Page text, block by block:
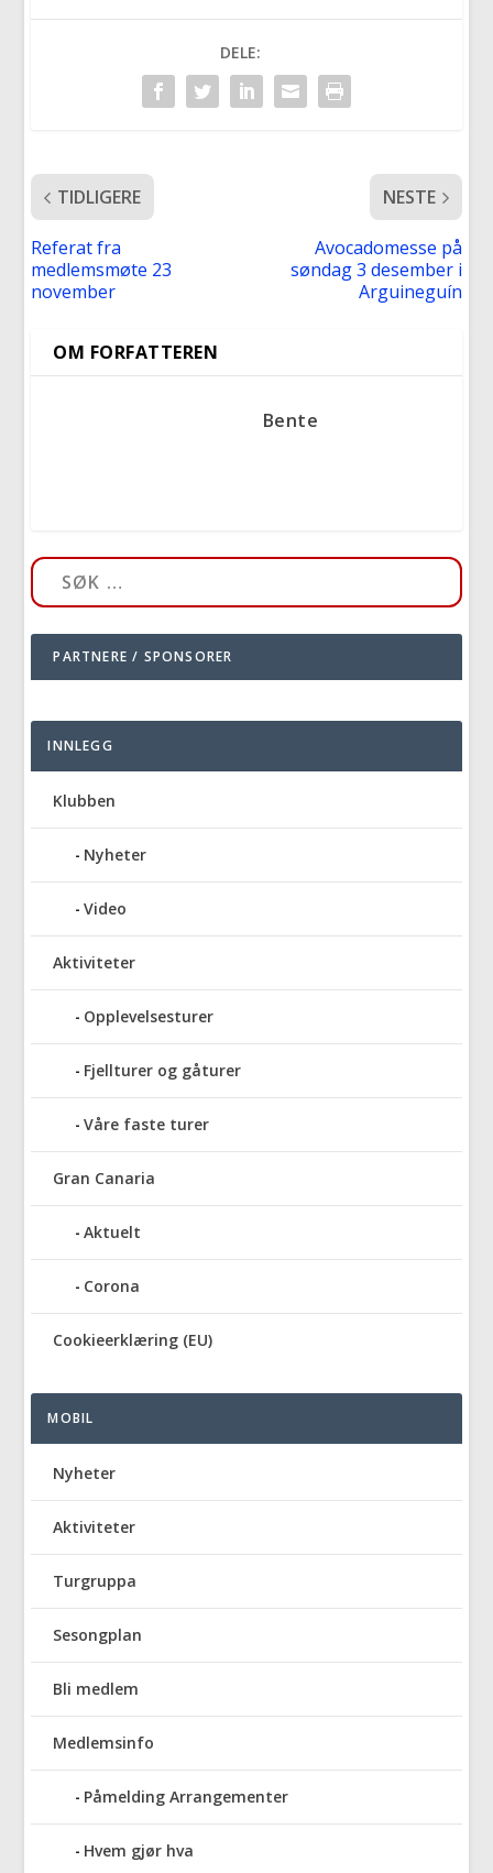
DELE:
TIDLIGERE
Referat fra
medlemsmøte 23
november
NESTE
Avocadomesse på
søndag 3 desember i
Arguineguín
OM FORFATTEREN
Bente
PARTNERE / SPONSORER
INNLEGG
Klubben
Nyheter
Video
Aktiviteter
Opplevelsesturer
Fjellturer og gåturer
Våre faste turer
Gran Canaria
Aktuelt
Corona
Cookieerklæring (EU)
MOBIL
Nyheter
Aktiviteter
Turgruppa
Sesongplan
Bli medlem
Medlemsinfo
Påmelding Arrangementer
Hvem gjør hva